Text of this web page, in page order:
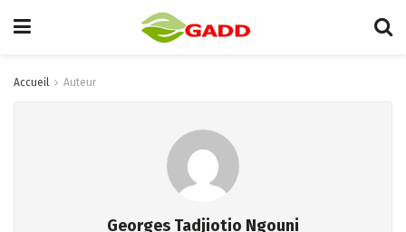
Accueil Auteur
Georges Tadjiotio Ngouni